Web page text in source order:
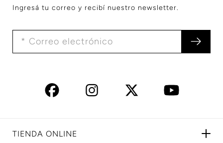
Ingresá tu correo y recibí nuestro newsletter.
TIENDA ONLINE